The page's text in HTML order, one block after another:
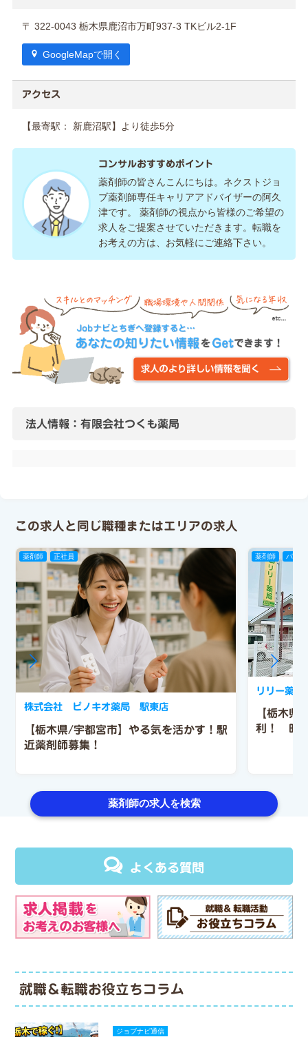
〒 322-0043 栃木県鹿沼市万町937-3 TKビル2-1F
GoogleMapで開く
アクセス
【最寄駅： 新鹿沼駅】より徒歩5分
コンサルおすすめポイント
薬剤師の皆さんこんにちは。ネクストジョ
ブ薬剤師専任キャリアアドバイザーの阿久
津です。 薬剤師の視点から皆様のご希望の
求人をご提案させていただきます。転職を
お考えの方は、お気軽にご連絡下さい。
法人情報：有限会社つくも薬局
この求人と同じ職種またはエリアの求人
薬剤師 正社員
【栃木県/宇都宮市】やる気を活かす！駅
近薬剤師募集！
株式会社 ピノキオ薬局 駅東店
薬剤師 パート
【栃木県
利！ 時
リリー薬局
薬剤師の求人を検索
よくある質問
就職＆転職お役立ちコラム
ジョブナビ通信